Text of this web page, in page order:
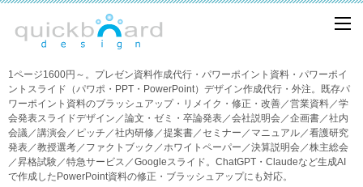
1ページ1600円～。プレゼン資料作成代行・パワーポイント資料・パワーポイ
ントスライド（パワポ・PPT・PowerPoint）デザイン作成代行・外注。既存パ
ワーポイント資料のブラッシュアップ・リメイク・修正・改善／営業資料／学
会発表スライドデザイン／論文・ゼミ・卒論発表／会社説明会／企画書／社内
会議／講演会／ピッチ／社内研修／提案書／セミナー／マニュアル／看護研究
発表／教授選考／ファクトブック／ホワイトペーパー／決算説明会／株主総会
／昇格試験／特急サービス／Googleスライド。ChatGPT・Claudeなど生成AI
で作成したPowerPoint資料の修正・ブラッシュアップにも対応。